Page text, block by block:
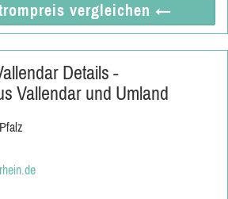
vergleichen ←
Details -
Vallendar und Umland